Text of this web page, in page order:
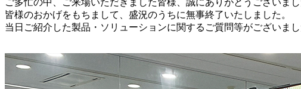
皆様のおかげをもちまして、盛況のうちに無事終了いたしました。
当日ご紹介した製品・ソリューションに関するご質問等がございま